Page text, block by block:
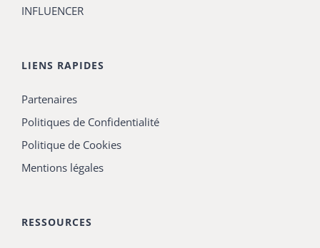
INFLUENCER
LIENS RAPIDES
Partenaires
Politiques de Confidentialité
Politique de Cookies
Mentions légales
RESSOURCES